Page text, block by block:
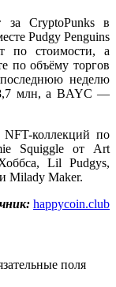
за CryptoPunks в
Pudgy Penguins
по стоимости, а
по объёму торгов
неделю
млн, а BAYC —
коллекций по
Squiggle от Art
Lil Pudgys,
Milady Maker.
happycoin.club
поля